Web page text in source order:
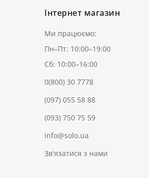
Інтернет магазин
Ми працюємо:
Пн–Пт: 10:00–19:00
Сб: 10:00–16:00
0(800) 30 7778
(097) 055 58 88
(093) 750 75 59
info@solo.ua
Зв'язатися з нами